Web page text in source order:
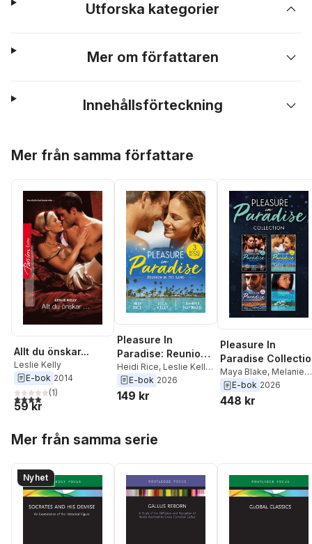
Utforska kategorier
Mer om författaren
Innehållsförteckning
Mer från samma författare
Allt du önskar...
Leslie Kelly
E-bok 2014
4,0utav 5 stjärnor. Totalt antal röster:
(1)
59 kr
Pleasure In
Paradise: Reunion
In The Sand
Heidi Rice, Leslie Kelly ,
Jennifer Hayward
E-bok 2026
149 kr
Pleasure In
Paradise
Maya Blake, Melanie
Milburne, Michelle
Smart ,Heidi Rice
E-bok 2026
448 kr
Mer från samma serie
Nyhet